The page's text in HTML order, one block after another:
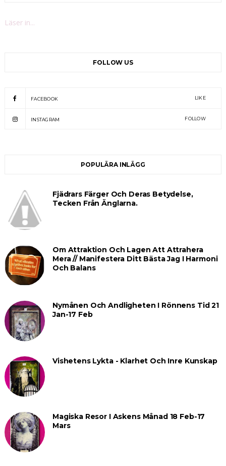
Läser in...
FOLLOW US
FACEBOOK LIKE
INSTAGRAM FOLLOW
POPULÄRA INLÄGG
Fjädrars Färger Och Deras Betydelse,
Tecken Från Änglarna.
Om Attraktion Och Lagen Att Attrahera
Mera // Manifestera Ditt Bästa Jag I Harmoni
Och Balans
Nymånen Och Andligheten I Rönnens Tid 21
Jan-17 Feb
Vishetens Lykta - Klarhet Och Inre Kunskap
Magiska Resor I Askens Månad 18 Feb-17
Mars